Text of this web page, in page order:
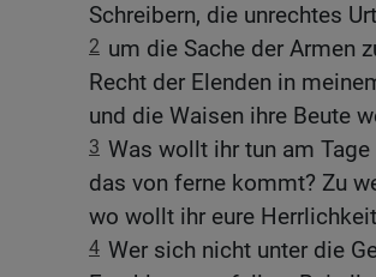
Schreibern, die unrechtes
2 um die Sache der Armen
Recht der Elenden in
und die Waisen ihre Beute
3 Was wollt ihr tun am
das von ferne kommt? Zu
wo wollt ihr eure
4 Wer sich nicht unter die